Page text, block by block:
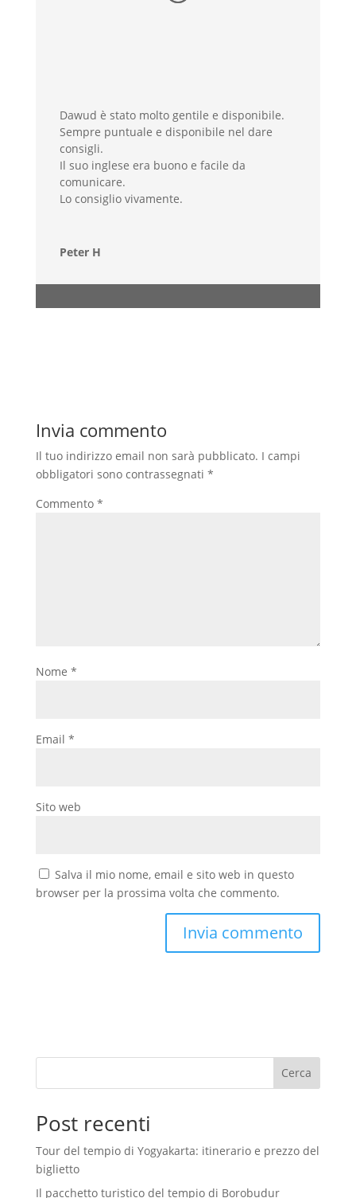
Dawud è stato molto gentile e disponibile.
Sempre puntuale e disponibile nel dare
consigli.
Il suo inglese era buono e facile da
comunicare.
Lo consiglio vivamente.
Peter H
Invia commento
Il tuo indirizzo email non sarà pubblicato. I campi
obbligatori sono contrassegnati *
Commento *
Nome *
Email *
Sito web
Salva il mio nome, email e sito web in questo
browser per la prossima volta che commento.
Cerca
Post recenti
Tour del tempio di Yogyakarta: itinerario e prezzo del
biglietto
Il pacchetto turistico del tempio di Borobudur